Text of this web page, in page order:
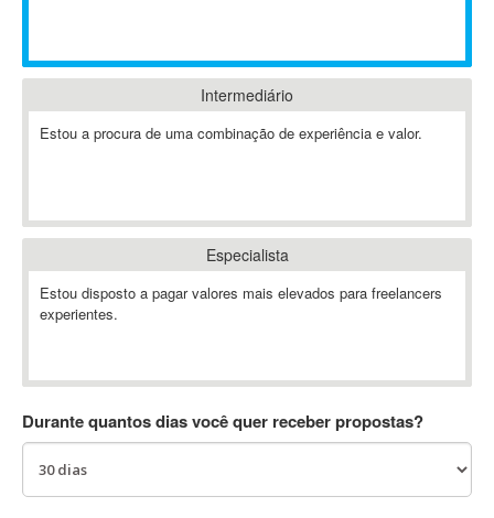
ABAP
ABBYY FineReader
Ableton Live
Abstract
Abstract Window Toolkit (AWT)
AC Drives
ACARS
AccountMate
Intermediário
Estou a procura de uma combinação de experiência e valor.
Especialista
Estou disposto a pagar valores mais elevados para freelancers
experientes.
Durante quantos dias você quer receber propostas?